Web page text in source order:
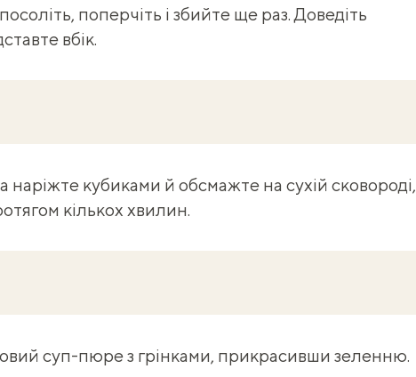
поперчіть і збийте ще раз. Доведіть
вбік.
наріжте кубиками й обсмажте на сухій сковороді,
кількох хвилин.
суп-пюре з грінками, прикрасивши зеленню.